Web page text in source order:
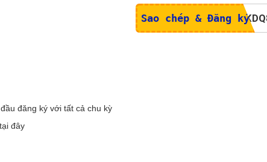
Sao chép & Đăng ký
đăng ký với tất cả chu kỳ
đây